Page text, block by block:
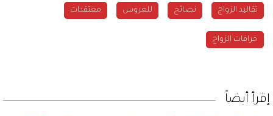
تقاليد الزواج نصائح للعروس معتقدات
خرافات الزواج
إقرأ أيضاً